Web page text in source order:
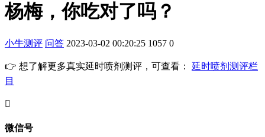
杨梅，你吃对了吗？
小牛测评 问答 2023-03-02 00:20:25 1057 0
👉 想了解更多真实延时喷剂测评，可查看： 延时喷剂测评栏
目
󦘖
微信号